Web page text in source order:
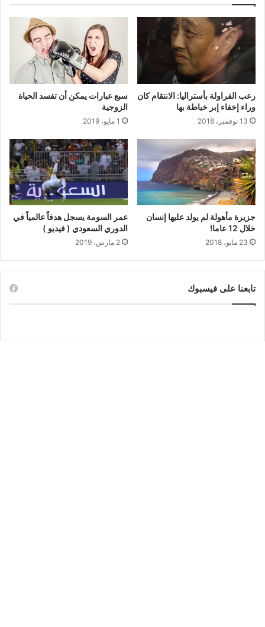
رعب الفراولة بأستراليا: الانتقام كان
وراء إخفاء إبر خياطة بها
13 نوفمبر، 2018
سبع عبارات يمكن أن تفسد الحياة
الزوجية
1 مايو، 2019
جزيرة مأهولة لم يولد عليها إنسان
خلال 12 عاما!
23 مايو، 2018
عمر السومة يسجل هدفاً عالمياً في
الدوري السعودي ( فيديو )
2 مارس، 2019
تابعنا على فيسبوك